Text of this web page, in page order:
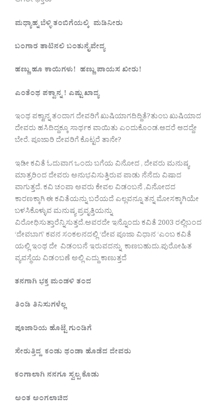
ಮಧ್ಯಾಹ್ನಬೆಳ್ಳಿತಂಬಿಗೆಯಲ್ಕಿ ಮಡಿನೀರು
ಬಂಗಾರ ತಾಟಿನಲಿ ಬಂತುನೈವೇದ್ಯ
ಹಣ್ಣು ಹೂ ಕಾಯಿಗಳು! ಹಣ್ಣು ಪಾಯಸ ಖೀರು!
ಎಂತೆಂಥ ಪಕ್ವಾನ್ನ! ಎಷ್ಟುಖಾದ್ಯ
ಇಂಥ ಪಕ್ವಾನ್ನ ತಂದಾಗ ದೇವರಿಗೆ ಖುಷಿಯಾಗದಿದ್ದಿತೆ?ತುಂಬ ಖುಷಿಯಾದ
ದೇವರು ಹಸಿದಿದ್ದಕ್ಕೂ ಸಾರ್ಥಕ ವಾಯಿತು ಎಂದುಕೊಂಡ.ಆದರೆ ಆದದ್ದೇ
ಬೇರೆ. ಪೂಜಾರಿ ದೇವರಿಗೆ ಕೊಟ್ಟರೆ ತಾನೇ?
ಇಡೀ ಕವಿತೆ ಓದುವಾಗ ಒಂದು ಬಗೆಯ ವಿನೋದ , ದೇವರು ಮನುಷ್ಯ
ಮಾತ್ರರಿಂದ ದೇವರು ಅನುಭವಿಸುತ್ತಿರುವ ಪಾಡು ನೆನೆದು ವಿಷಾದ
ವಾಗುತ್ತದೆ. ಕವಿ ಚಂಪಾ ಅವರು ಕೇವಲ ವಿಡಂಬನೆ ,ವಿನೋದದ
ಕಾರಣಕ್ಕಾಗಿ ಈ ಕವಿತೆಯನ್ನು ಬರೆಯದೆ ಎಲ್ಲವನ್ನೂ ತನ್ನ‌ ಮೋಸಕ್ಕಾಗಿಯೇ
ಬಳಸಿಕೊಳ್ಳುವ ಮನುಷ್ಯ ಪ್ರವೃತ್ತಿಯನ್ನು
ವಿರೋಧಿಸುತ್ತಾರೆನ್ನಿಸುತ್ತದೆ.ಅವರದೇ ಇನ್ನೊಂದು ಕವಿತೆ 2003 ರಲ್ಲಿ‌ಬಂದ
‘ದೇವಬಾಗ’ ಕವನ ಸಂಕಲನದಲ್ಲಿ ‘ದೇವ ಪೂಜಾ ವಿಧಾನ ‘ಎಂಬ ಕವಿತೆ
ಯಲ್ಲಿ ಇಂಥ ದೇ ವಿಡಂಬನೆ ಇರುವದನ್ನು ಕಾಣಬಹುದು.ಪುರೋಹಿತ
ವ್ಯವಸ್ಥೆಯ ವಿಡಂಬಣೆ ಅಲ್ಲಿ ಎದ್ದು ಕಾಣುತ್ತದೆ
ತನಗಾಗಿ ಭಕ್ತ ಮಂಡಳಿ ತಂದ
ತಿಂಡಿ ತಿನಿಸುಗಳೆಲ್ಲ
ಪೂಜಾರಿಯ ಹೊಟ್ಟೆ ಗುಂಡಿಗೆ
ಸೇರುತ್ತಿದ್ದ ಕಂಡು ಥಂಡಾ ಹೊಡೆದ ದೇವರು
ಕಂಗಾಲಾಗಿ ನನಗೂ ಸ್ವಲ್ಪಕೊಡು
ಅಂತ ಅಂಗಲಾಚಿದ